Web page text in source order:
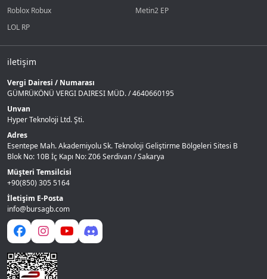
Roblox Robux
Metin2 EP
LOL RP
iletişim
Vergi Dairesi / Numarası
GÜMRÜKÖNÜ VERGI DAIRESI MÜD. / 4640660195
Unvan
Hyper Teknoloji Ltd. Şti.
Adres
Esentepe Mah. Akademiyolu Sk. Teknoloji Geliştirme Bölgeleri Sitesi B
Blok No: 10B İç Kapı No: Z06 Serdivan / Sakarya
Müşteri Temsilcisi
+90(850) 305 5164
İletişim E-Posta
info@bursagb.com